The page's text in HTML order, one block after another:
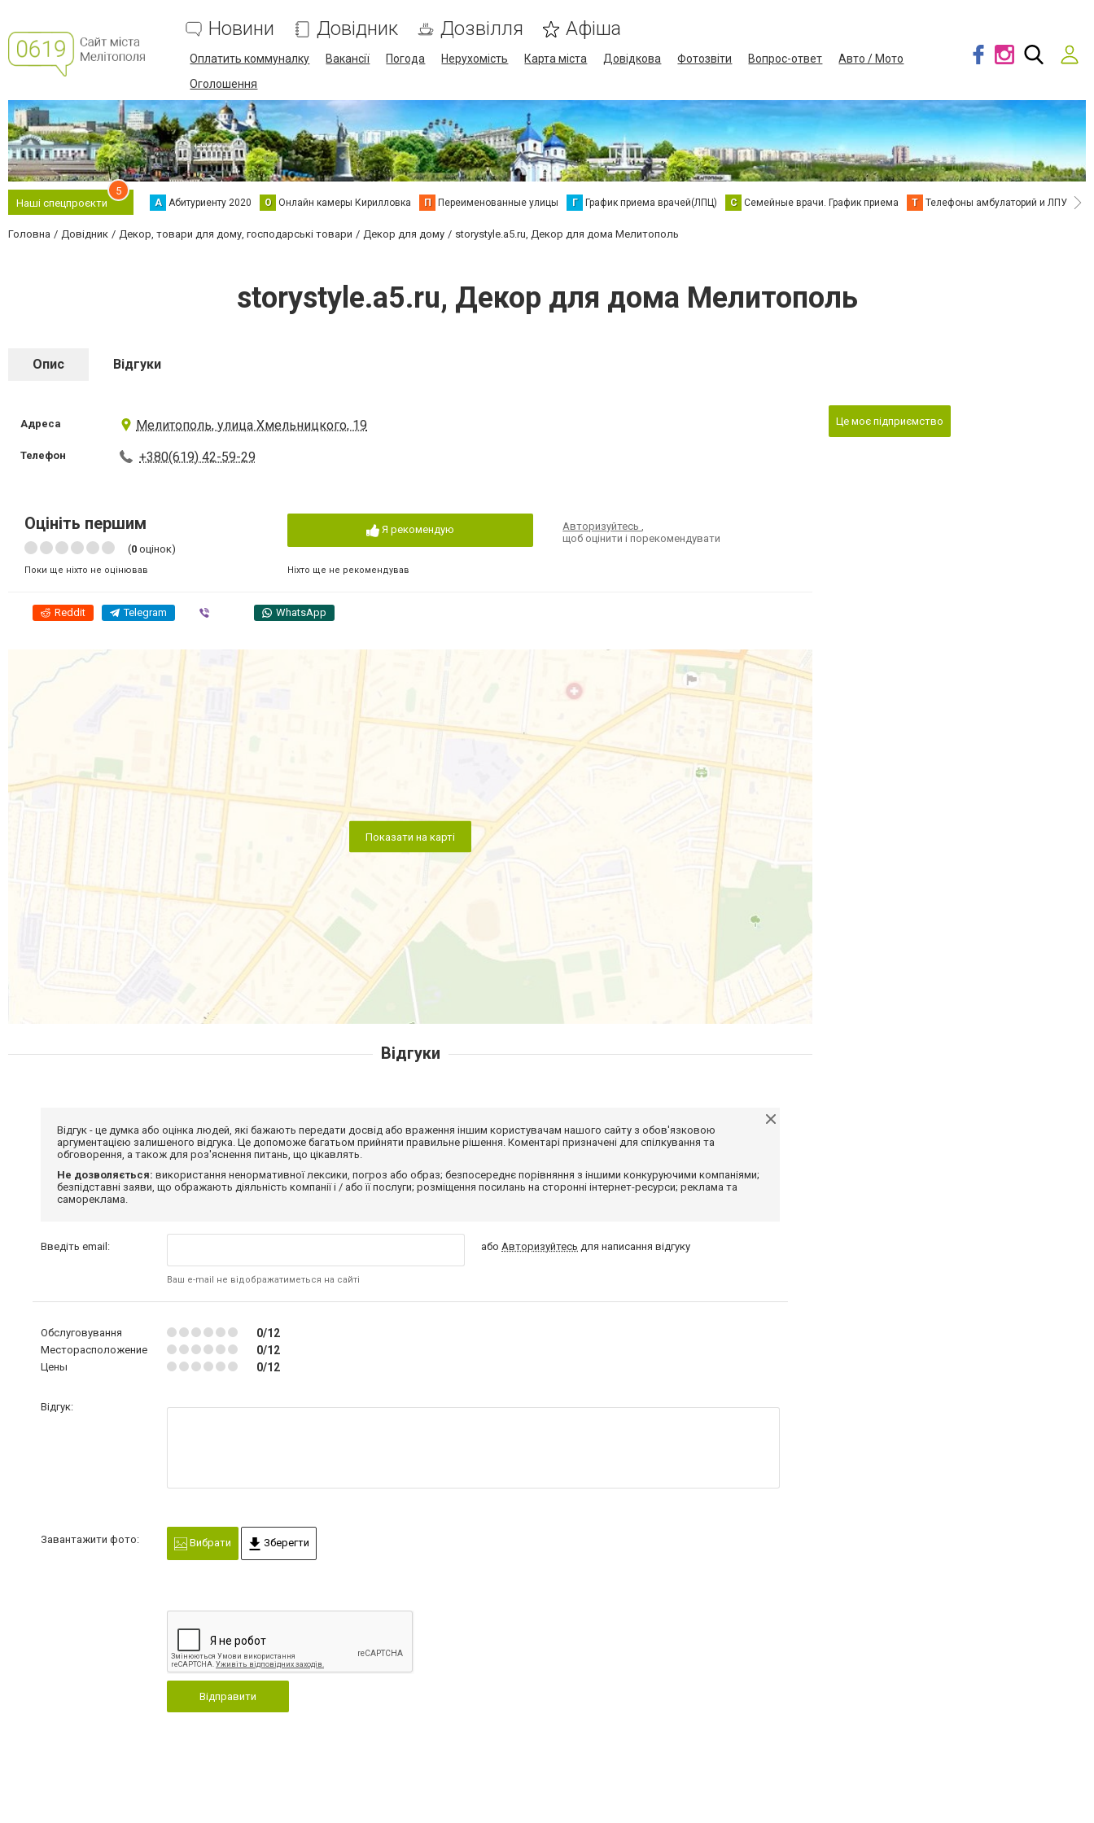
Новини Довідник Дозвілля Афіша
Оплатить коммуналку Вакансії Погода Нерухомість Карта міста Довідкова Фотозвіти Вопрос-ответ
Авто / Мото
Оголошення
Наші спецпроєкти
5
А Абитуриенту 2020 О Онлайн камеры Кирилловка П Переименованные улицы Г График приема врачей(ЛПЦ) С Семейные врачи. График приема Т Телефоны амбулаторий и ЛПУ В
Головна Довідник Декор, товари для дому, господарські товари Декор для дому storystyle.a5.ru, Декор для дома Мелитополь
storystyle.a5.ru, Декор для дома Мелитополь
Опис Відгуки
Адреса Мелитополь, улица Хмельницкого, 19
Телефон +380(619) 42-59-29
Оцініть першим
(0 оцінок)
Поки ще ніхто не оцінював
Я рекомендую
Ніхто ще не рекомендував
Авторизуйтесь,
щоб оцінити і порекомендувати
Reddit Telegram WhatsApp
Показати на карті
Це моє підприємство
Відгуки
Відгук - це думка або оцінка людей, які бажають передати досвід або враження іншим користувачам нашого сайту з обов'язковою
аргументацією залишеного відгука. Це допоможе багатьом прийняти правильне рішення. Коментарі призначені для спілкування та
обговорення, а також для роз'яснення питань, що цікавлять.
Не дозволяється: використання ненормативної лексики, погроз або образ; безпосереднє порівняння з іншими конкуруючими компаніями;
безпідставні заяви, що ображають діяльність компанії і / або її послуги; розміщення посилань на сторонні інтернет-ресурси; реклама та
самореклама.
Введіть email:
Ваш e-mail не відображатиметься на сайті
абоАвторизуйтесь для написання відгуку
Обслуговування 0/12
Месторасположение 0/12
Цены 0/12
Відгук:
Завантажити фото: Вибрати Зберегти
Відправити